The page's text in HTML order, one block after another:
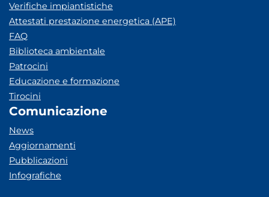
Verifiche impiantistiche
Attestati prestazione energetica (APE)
FAQ
Biblioteca ambientale
Patrocini
Educazione e formazione
Tirocini
Comunicazione
News
Aggiornamenti
Pubblicazioni
Infografiche